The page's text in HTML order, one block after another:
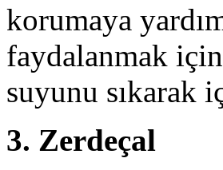
korumaya
faydalanmak
suyunu sıkarak
3. Zerdeçal